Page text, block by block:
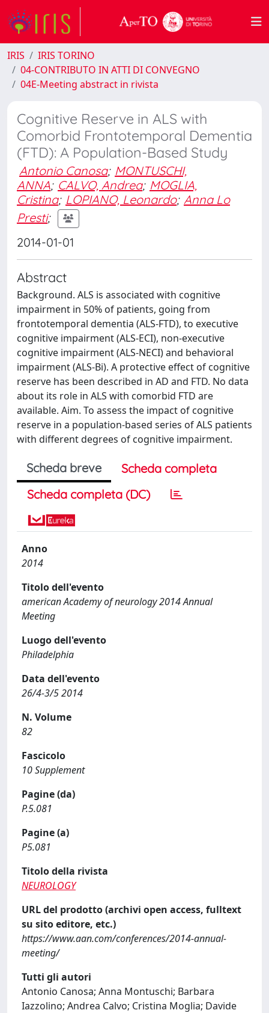
IRIS
IRIS TORINO
04-CONTRIBUTO IN ATTI DI CONVEGNO
04E-Meeting abstract in rivista
Cognitive Reserve in ALS with
Comorbid Frontotemporal Dementia
(FTD): A Population-Based Study
Antonio Canosa; MONTUSCHI,
ANNA; CALVO, Andrea; MOGLIA,
Cristina; LOPIANO, Leonardo; Anna Lo
Presti;
2014-01-01
Abstract
Background. ALS is associated with cognitive
impairment in 50% of patients, going from
frontotemporal dementia (ALS-FTD), to executive
cognitive impairment (ALS-ECI), non-executive
cognitive impairment (ALS-NECI) and behavioral
impairment (ALS-Bi). A protective effect of cognitive
reserve has been described in AD and FTD. No data
about its role in ALS with comorbid FTD are
available. Aim. To assess the impact of cognitive
reserve in a population-based series of ALS patients
with different degrees of cognitive impairment.
Scheda breve
Scheda completa
Scheda completa (DC)
Anno
2014
Titolo dell'evento
american Academy of neurology 2014 Annual
Meeting
Luogo dell'evento
Philadelphia
Data dell'evento
26/4-3/5 2014
N. Volume
82
Fascicolo
10 Supplement
Pagine (da)
P.5.081
Pagine (a)
P5.081
Titolo della rivista
NEUROLOGY
URL del prodotto (archivi open access, fulltext
su sito editore, etc.)
https://www.aan.com/conferences/2014-annual-
meeting/
Tutti gli autori
Antonio Canosa; Anna Montuschi; Barbara
Iazzolino; Andrea Calvo; Cristina Moglia; Davide